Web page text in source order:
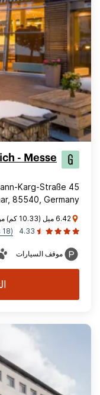
- Messe
Karg-Straße 45
85540, Germany
6.42 ميل (10.33 كم) من وسط المدينة Munich
4.33
(18 reviews)
موقف السيارات